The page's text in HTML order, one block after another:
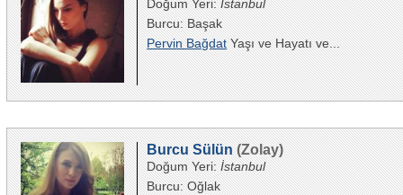
Doğum Yeri:İstanbul
Burcu: Başak
Pervin BağdatYaşı ve Hayatı ve...
Burcu Sülün (Zolay)
Doğum Yeri:İstanbul
Burcu: Oğlak